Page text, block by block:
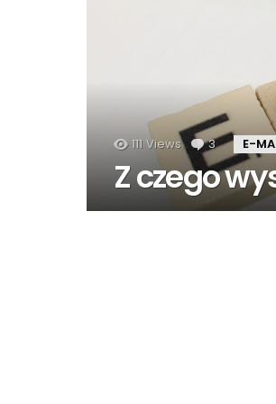
111 Views 3 E-
Z czego